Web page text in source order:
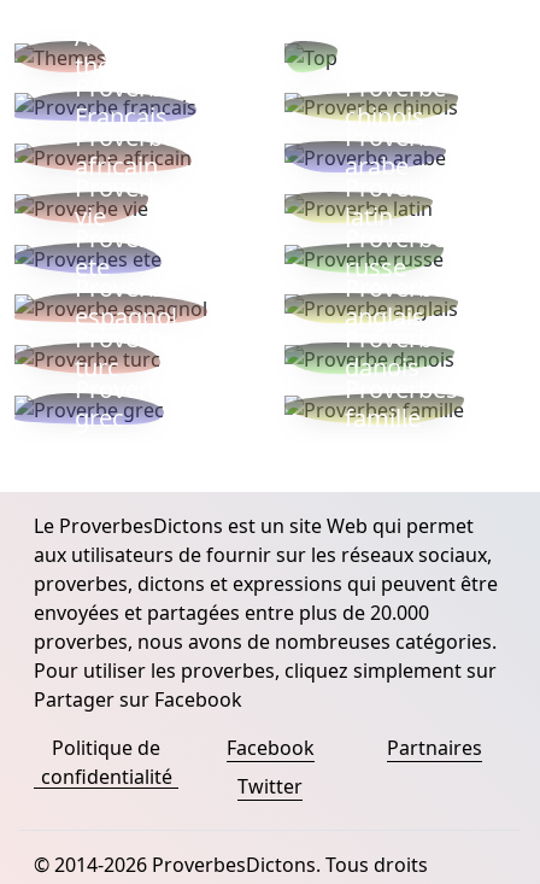
Autres
thèmes
Proverbe
Français
Proverbe
chinois
Proverbe
africain
Proverbe
arabe
Proverbe
vie
Proverbe
latin
Proverbes
ete
Proverbe
russe
Proverbe
espagnol
Proverbe
anglais
Proverbe
turc
Proverbe
danois
Proverbe
grec
Proverbes
famille
Le ProverbesDictons est un site Web qui permet
aux utilisateurs de fournir sur les réseaux sociaux,
proverbes, dictons et expressions qui peuvent être
envoyées et partagées entre plus de 20.000
proverbes, nous avons de nombreuses catégories.
Pour utiliser les proverbes, cliquez simplement sur
Partager sur Facebook
Politique de
confidentialité
Facebook
Twitter
Partnaires
© 2014-2026 ProverbesDictons. Tous droits